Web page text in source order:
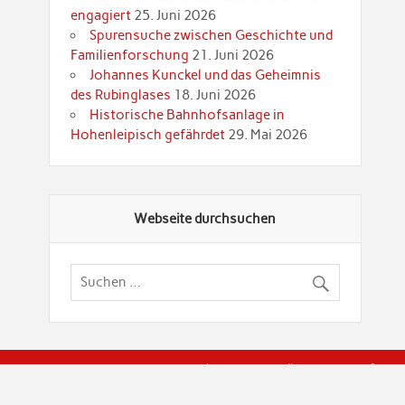
engagiert 25. Juni 2026
Spurensuche zwischen Geschichte und
Familienforschung 21. Juni 2026
Johannes Kunckel und das Geheimnis
des Rubinglases 18. Juni 2026
Historische Bahnhofsanlage in
Hohenleipisch gefährdet 29. Mai 2026
Webseite durchsuchen
© Brandenburgische Genealogische Gesellschaft (BGG)